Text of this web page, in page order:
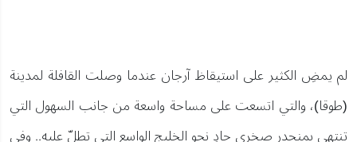
لم يمضِ الكثير على استيقاظ آرجان عندما وصلت القافلة لمدينة
(طوقا)، والتي اتسعت على مساحة واسعة من جانب السهول التي
تنتهي بمنحدر صخري حادٍ نحو الخليج الواسع التي تطلّ عليه.. وفي